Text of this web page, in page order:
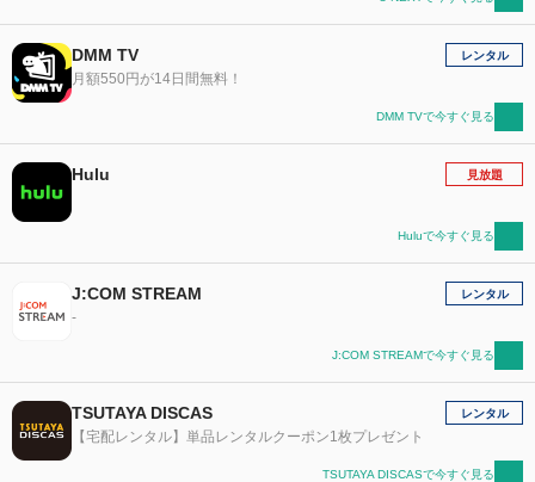
DMM TV
月額550円が14日間無料！
レンタル
DMM TVで今すぐ見る
Hulu 見放題
Huluで今すぐ見る
J:COM STREAM
-
レンタル
J:COM STREAMで今すぐ見る
TSUTAYA DISCAS
【宅配レンタル】単品レンタルクーポン1枚プレゼント
レンタル
TSUTAYA DISCASで今すぐ見る